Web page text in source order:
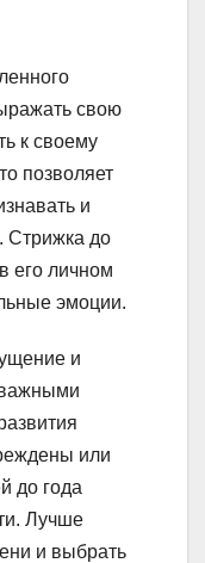
свою
к своему
позволяет
и
Стрижка до
его личном
эмоции.
и
или
до года
Лучше
и выбрать